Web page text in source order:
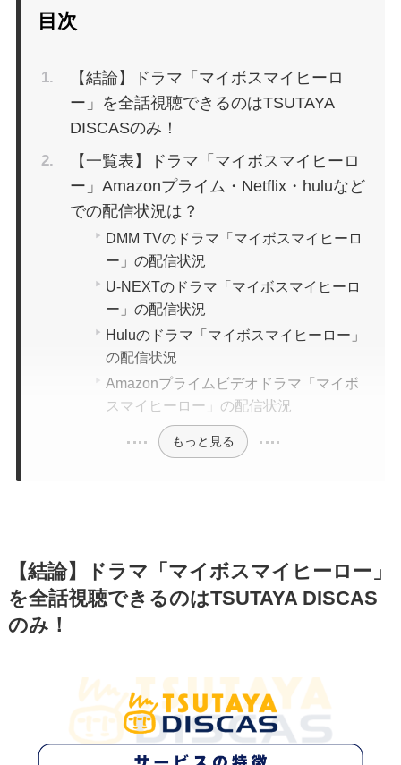
目次
【結論】ドラマ「マイボスマイヒーロ
ー」を全話視聴できるのはTSUTAYA
DISCASのみ！
【一覧表】ドラマ「マイボスマイヒーロ
ー」Amazonプライム・Netflix・huluなど
での配信状況は？
DMM TVのドラマ「マイボスマイヒーロ
ー」の配信状況
U-NEXTのドラマ「マイボスマイヒーロ
ー」の配信状況
Huluのドラマ「マイボスマイヒーロー」
の配信状況
Amazonプライムビデオドラマ「マイボ
スマイヒーロー」の配信状況
もっと見る
【結論】ドラマ「マイボスマイヒーロー」
を全話視聴できるのはTSUTAYA DISCAS
のみ！